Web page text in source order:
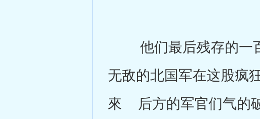
他们最后残存的一
无敌的北国军在这股
來 后方的军官们气的